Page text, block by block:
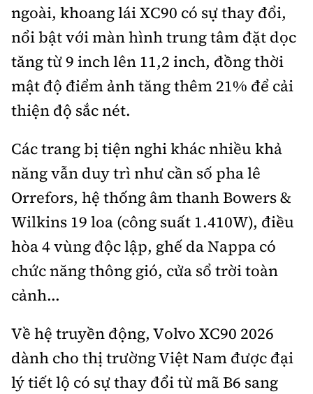
ngoài, khoang lái XC90 có sự thay đổi,
nổi bật với màn hình trung tâm đặt dọc
tăng từ 9 inch lên 11,2 inch, đồng thời
mật độ điểm ảnh tăng thêm 21% để cải
thiện độ sắc nét.
Các trang bị tiện nghi khác nhiều khả
năng vẫn duy trì như cần số pha lê
Orrefors, hệ thống âm thanh Bowers &
Wilkins 19 loa (công suất 1.410W), điều
hòa 4 vùng độc lập, ghế da Nappa có
chức năng thông gió, cửa sổ trời toàn
cảnh...
Về hệ truyền động, Volvo XC90 2026
dành cho thị trường Việt Nam được đại
lý tiết lộ có sự thay đổi từ mã B6 sang